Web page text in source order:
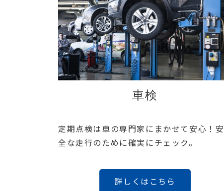
車検
定期点検は車の専門家にまかせて安心！安
全な走行のために確実にチェック。
詳しくはこちら